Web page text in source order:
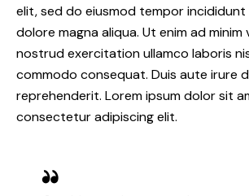
elit, sed do eiusmod tempor
dolore magna aliqua. Ut enim ad minim
nostrud exercitation ullamco laboris
commodo consequat. Duis aute irure
reprehenderit. Lorem ipsum dolor sit
consectetur adipiscing elit.